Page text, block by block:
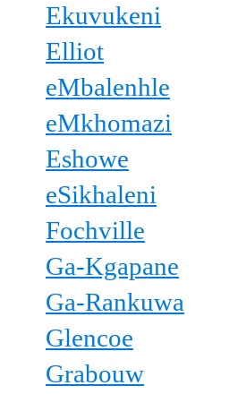
Ekuvukeni
Elliot
eMbalenhle
eMkhomazi
Eshowe
eSikhaleni
Fochville
Ga-Kgapane
Ga-Rankuwa
Glencoe
Grabouw